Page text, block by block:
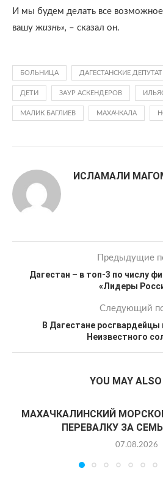
И мы будем делать все
вашу жизнь», – сказал он.
БОЛЬНИЦА ДАГЕСТАНСКИЕ
ДЕТИ ЗАУР АСКЕНДЕРОВ
МАЛИК БАГЛИЕВ МАХАЧКАЛА
ИСЛАМАЛИ
Предыдущие
Дагестан – в топ-3 по числу
«Лидеры
Следующий
В Дагестане
Неизвестного
YOU MAY
МАХАЧКАЛИНСКИЙ
ПЕРЕВАЛКУ ЗА
07.08.2026